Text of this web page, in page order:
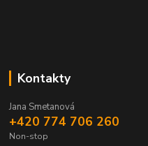
Kontakty
Jana Smetanová
+420 774 706 260
Non-stop